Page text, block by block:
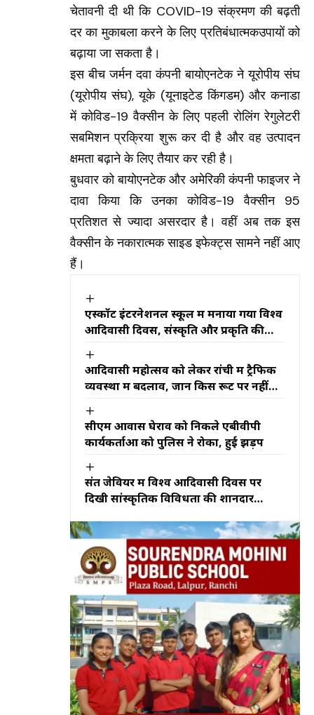
चेतावनी दी थी कि COVID-19 संक्रमण की बढ़ती
दर का मुकाबला करने के लिए प्रतिबंधात्मकउपायों को
बढ़ाया जा सकता है।
इस बीच जर्मन दवा कंपनी बायोएनटेक ने यूरोपीय संघ
(यूरोपीय संघ), यूके (यूनाइटेड किंगडम) और कनाडा
में कोविड-19 वैक्सीन के लिए पहली रोलिंग रेगुलेटरी
सबमिशन प्रक्रिया शुरू कर दी है और वह उत्पादन
क्षमता बढ़ाने के लिए तैयार कर रही है।
बुधवार को बायोएनटेक और अमेरिकी कंपनी फाइजर ने
दावा किया कि उनका कोविड-19 वैक्सीन 95
प्रतिशत से ज्यादा असरदार है। वहीं अब तक इस
वैक्सीन के नकारात्मक साइड इफेक्ट्स सामने नहीं आए
हैं।
एस्कॉट इंटरनेशनल स्कूल में मनाया गया विश्व
आदिवासी दिवस, संस्कृति और प्रकृति की
आदिवासी महोत्सव को लेकर रांची में ट्रैफिक
व्यवस्था में बदलाव, जानें किस रूट पर नहीं
सीएम आवास घेराव को निकले एबीवीपी
कार्यकर्ताओं को पुलिस ने रोका, हुई झड़प
संत जेवियर में विश्व आदिवासी दिवस पर
दिखी सांस्कृतिक विविधता की शानदार
मोहा मन